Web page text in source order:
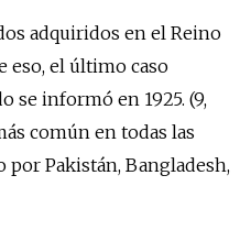
adquiridos en el Reino
eso, el último caso
se informó en 1925. (9,
común en todas las
por Pakistán, Bangladesh,